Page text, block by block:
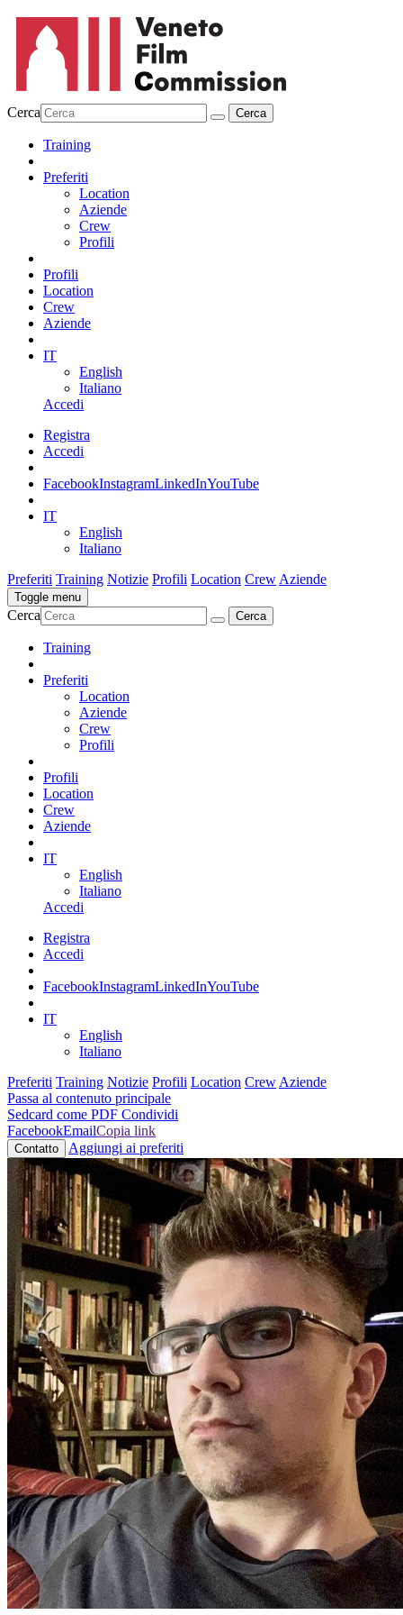
Cerca
Training
Preferiti
Location
Aziende
Crew
Profili
Profili
Location
Crew
Aziende
IT
English
Italiano
Accedi
Registra
Accedi
FacebookInstagramLinkedInYouTube
IT
English
Italiano
Preferiti Training Notizie Profili Location Crew Aziende
Toggle menu
Cerca
Training
Preferiti
Location
Aziende
Crew
Profili
Profili
Location
Crew
Aziende
IT
English
Italiano
Accedi
Registra
Accedi
FacebookInstagramLinkedInYouTube
IT
English
Italiano
Preferiti Training Notizie Profili Location Crew Aziende
Passa al contenuto principale
Sedcard come PDF Condividi
FacebookEmailCopia link
Contatto Aggiungi ai preferiti